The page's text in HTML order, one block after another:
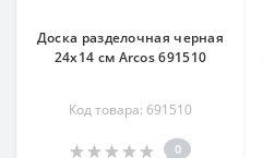
Доска разделочная черная
24х14 см Arcos 691510
Код товара: 691510
0